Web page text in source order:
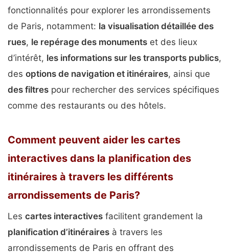
fonctionnalités pour explorer les arrondissements
de Paris, notamment: la visualisation détaillée des
rues, le repérage des monuments et des lieux
d’intérêt, les informations sur les transports publics,
des options de navigation et itinéraires, ainsi que
des filtres pour rechercher des services spécifiques
comme des restaurants ou des hôtels.
Comment peuvent aider les cartes
interactives dans la planification des
itinéraires à travers les différents
arrondissements de Paris?
Les cartes interactives facilitent grandement la
planification d’itinéraires à travers les
arrondissements de Paris en offrant des